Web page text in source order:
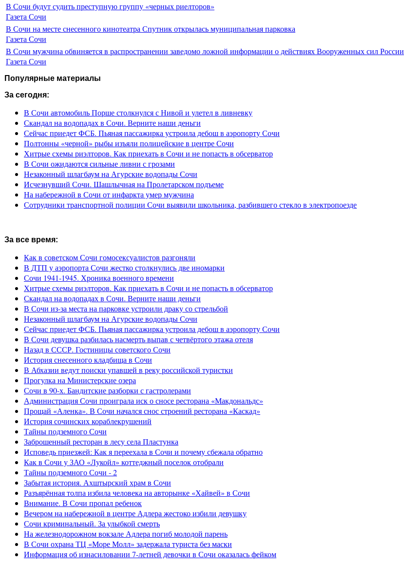
В Сочи будут судить преступную группу «черных риелторов»
Газета Сочи
В Сочи на месте снесенного кинотеатра Спутник открылась муниципальная парковка
Газета Сочи
В Сочи мужчина обвиняется в распространении заведомо ложной информации о действиях Вооруженных сил России
Газета Сочи
Популярные материалы
За сегодня:
В Сочи автомобиль Порше столкнулся с Нивой и улетел в ливневку
Скандал на водопадах в Сочи. Верните наши деньги
Сейчас приедет ФСБ. Пьяная пассажирка устроила дебош в аэропорту Сочи
Полтонны «черной» рыбы изъяли полицейские в центре Сочи
Хитрые схемы риэлторов. Как приехать в Сочи и не попасть в обсерватор
В Сочи ожидаются сильные ливни с грозами
Незаконный шлагбаум на Агурские водопады Сочи
Исчезнувший Сочи. Шашлычная на Пролетарском подъеме
На набережной в Сочи от инфаркта умер мужчина
Сотрудники транспортной полиции Сочи выявили школьника, разбившего стекло в электропоезде
За все время:
Как в советском Сочи гомосексуалистов разгоняли
В ДТП у аэропорта Сочи жестко столкнулись две иномарки
Сочи 1941-1945. Хроника военного времени
Хитрые схемы риэлторов. Как приехать в Сочи и не попасть в обсерватор
Скандал на водопадах в Сочи. Верните наши деньги
В Сочи из-за места на парковке устроили драку со стрельбой
Незаконный шлагбаум на Агурские водопады Сочи
Сейчас приедет ФСБ. Пьяная пассажирка устроила дебош в аэропорту Сочи
В Сочи девушка разбилась насмерть выпав с четвёртого этажа отеля
Назад в СССР. Гостиницы советского Сочи
История снесенного кладбища в Сочи
В Абхазии ведут поиски упавшей в реку российской туристки
Прогулка на Министерские озера
Сочи в 90-х. Бандитские разборки с гастролерами
Администрация Сочи проиграла иск о сносе ресторана «Макдональдс»
Прощай «Аленка». В Сочи начался снос строений ресторана «Каскад»
История сочинских кораблекрушений
Тайны подземного Сочи
Заброшенный ресторан в лесу села Пластунка
Исповедь приезжей: Как я переехала в Сочи и почему сбежала обратно
Как в Сочи у ЗАО «Лукойл» коттеджный поселок отобрали
Тайны подземного Сочи - 2
Забытая история. Ахштырский храм в Сочи
Разъярённая толпа избила человека на авторынке «Хайвей» в Сочи
Внимание. В Сочи пропал ребенок
Вечером на набережной в центре Адлера жестоко избили девушку
Сочи криминальный. За улыбкой смерть
На железнодорожном вокзале Адлера погиб молодой парень
В Сочи охрана ТЦ «Море Молл» задержала туриста без маски
Информация об изнасиловании 7-летней девочки в Сочи оказалась фейком